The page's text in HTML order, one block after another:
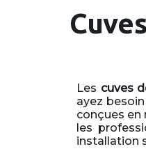
Les cuves
ayez
conçues en
les
installation